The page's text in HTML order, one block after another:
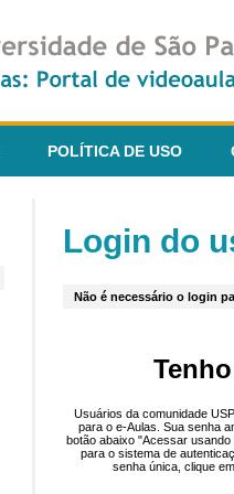
POLÍTICA DE USO
Login do
Não é necessário o login
Usuários da comunidade
para o e-Aulas. Sua senha
botão abaixo "Acessar
para o sistema de
senha única, clique